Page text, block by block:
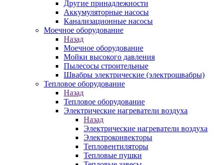
Другие принадлежности
Аккумуляторные насосы
Канализационные насосы
Моечное оборудование
Назад
Моечное оборудование
Мойки высокого давления
Пылесосы строительные
Швабры электрические (электрошвабры)
Тепловое оборудование
Назад
Тепловое оборудование
Электрические нагреватели воздуха
Назад
Электрические нагреватели воздуха
Электроконвекторы
Тепловентиляторы
Тепловые пушки